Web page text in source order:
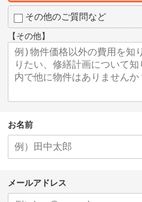
その他のご質問など
【その他】
お名前
メールアドレス